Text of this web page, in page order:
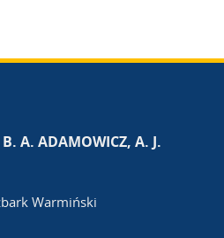
A. ADAMOWICZ, A. J.
Warmiński